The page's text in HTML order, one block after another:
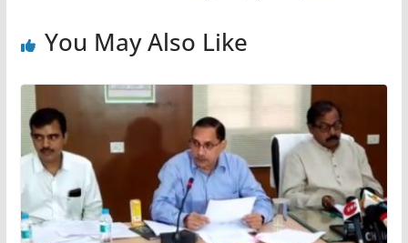
You May Also Like